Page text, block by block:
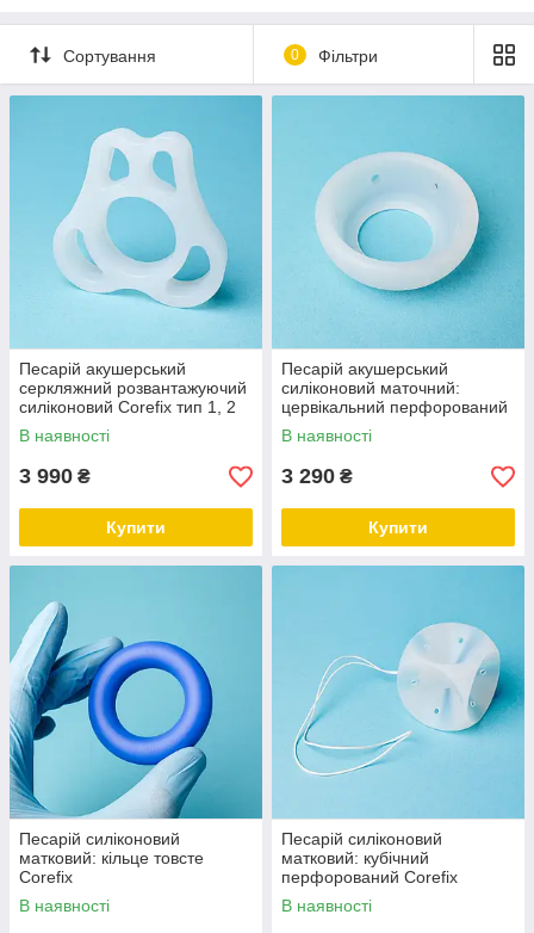
Понад 7 років на ринку ✔ Оплата при отриманні ✔
Сортування 0 Фільтри
Песарій акушерський
серкляжний розвантажуючий
силіконовий Corefix тип 1, 2
В наявності
3 990 ₴
Купити
Песарій акушерський
силіконовий маточний:
цервікальний перфорований
Corefix
В наявності
3 290 ₴
Купити
Песарій силіконовий
матковий: кільце товсте
Corefix
В наявності
Песарій силіконовий
матковий: кубічний
перфорований Corefix
В наявності